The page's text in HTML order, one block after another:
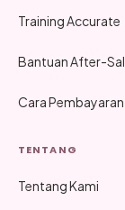
Training Accurate
Bantuan After-
Cara Pembayaran
TENTANG
Tentang Kami